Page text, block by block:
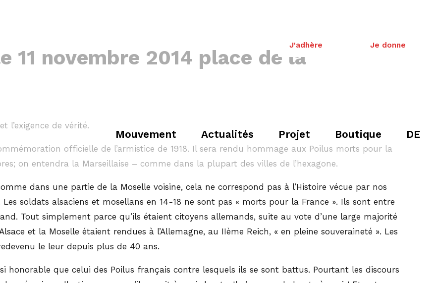
J'adhère Je donne
Mouvement Actualités Projet Boutique DE
11 novembre 2014 place de la
l’exigence de vérité.
officielle de l’armistice de 1918. Il sera rendu hommage aux Poilus morts pour la
on entendra la Marseillaise – comme dans la plupart des villes de l’hexagone.
dans une partie de la Moselle voisine, cela ne correspond pas à l’Histoire vécue par nos
soldats alsaciens et mosellans en 14-18 ne sont pas « morts pour la France ». Ils sont entre
Tout simplement parce qu’ils étaient citoyens allemands, suite au vote d’une large majorité
et la Moselle étaient rendues à l’Allemagne, au IIème Reich, « en pleine souveraineté ». Les
le leur depuis plus de 40 ans.
honorable que celui des Poilus français contre lesquels ils se sont battus. Pourtant les discours